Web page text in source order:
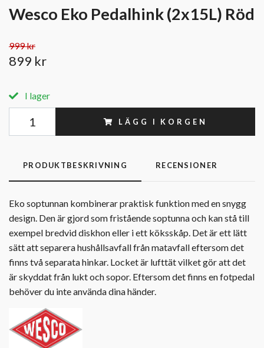
Wesco Eko Pedalhink (2x15L) Röd
999 kr
899 kr
I lager
LÄGG I KORGEN
PRODUKTBESKRIVNING RECENSIONER
Eko soptunnan kombinerar praktisk funktion med en snygg
design. Den är gjord som fristående soptunna och kan stå till
exempel bredvid diskhon eller i ett köksskåp. Det är ett lätt
sätt att separera hushållsavfall från matavfall eftersom det
finns två separata hinkar. Locket är lufttät vilket gör att det
är skyddat från lukt och sopor. Eftersom det finns en fotpedal
behöver du inte använda dina händer.